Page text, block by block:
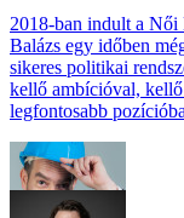
2018-ban indult a
Balázs egy időben
sikeres politikai
kellő ambícióval, kellő
legfontosabb